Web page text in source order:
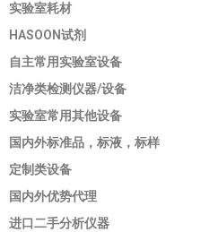
实验室耗材
HASOON试剂
自主常用实验室设备
洁净类检测仪器/设备
实验室常用其他设备
国内外标准品，标液，标样
定制类设备
国内外优势代理
进口二手分析仪器